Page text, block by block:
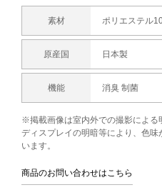
素材 ポリエステル
原産国 日本製
機能 消臭 制菌
※掲載画像は室内外での撮影による
ディスプレイの明暗等により、色
います。
商品のお問い合わせはこちら